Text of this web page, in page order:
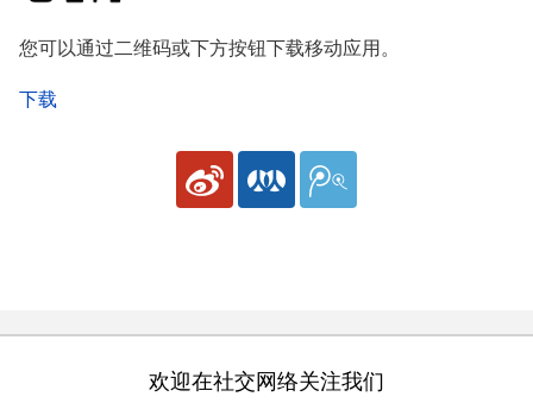
您可以通过二维码或下方按钮下载移动应用。
下载
欢迎在社交网络关注我们